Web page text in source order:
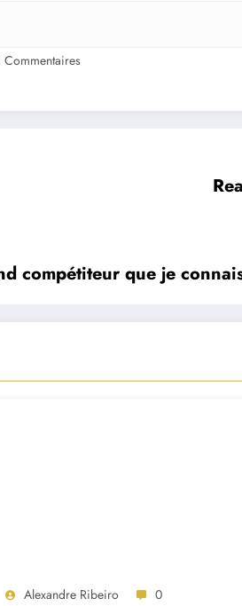
Commentaires
compétiteur que je
Alexandre Ribeiro 0